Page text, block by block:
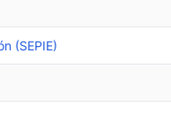
(SEPIE)